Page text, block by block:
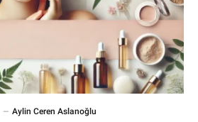
Aylin Ceren Aslanoğlu